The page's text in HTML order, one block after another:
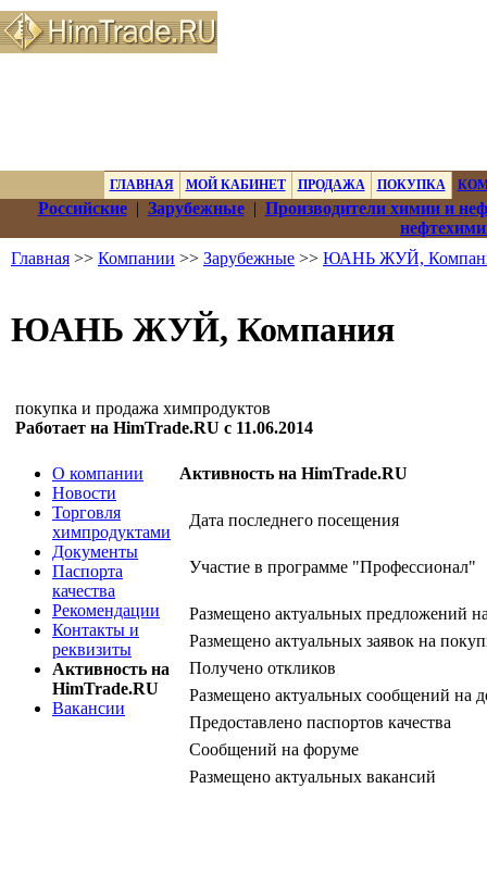
ГЛАВНАЯ МОЙ КАБИНЕТ ПРОДАЖА ПОКУПКА
Российские| Зарубежные| Производители химии и
Главная >> Компании >> Зарубежные >> ЮАНЬ ЖУЙ,
ЮАНЬ ЖУЙ, Компания
покупка и продажа химпродуктов
Работает на HimTrade.RU с 11.06.2014
О компании
Новости
Торговля
химпродуктами
Документы
Паспорта
качества
Рекомендации
Контакты и
реквизиты
Активность на
HimTrade.RU
Вакансии
Активность на HimTrade.RU
Дата последнего посещения
Участие в программе "Профессионал"
Размещено актуальных предложений
Размещено актуальных заявок на
Получено откликов
Размещено актуальных сообщений на
Предоставлено паспортов качества
Сообщений на форуме
Размещено актуальных вакансий